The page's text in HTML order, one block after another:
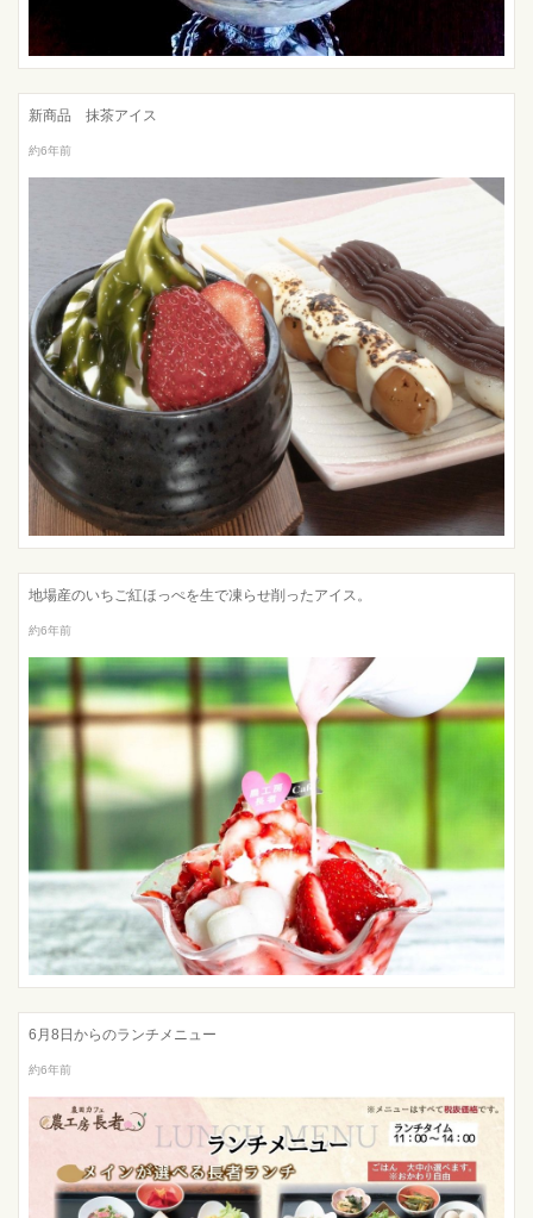
新商品 抹茶アイス
約6年前
地場産のいちご紅ほっぺを生で凍らせ削ったアイス。
約6年前
6月8日からのランチメニュー
約6年前